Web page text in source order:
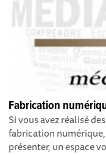
Fabrication
Si vous avez réalisé
fabrication numérique,
présenter, un espace